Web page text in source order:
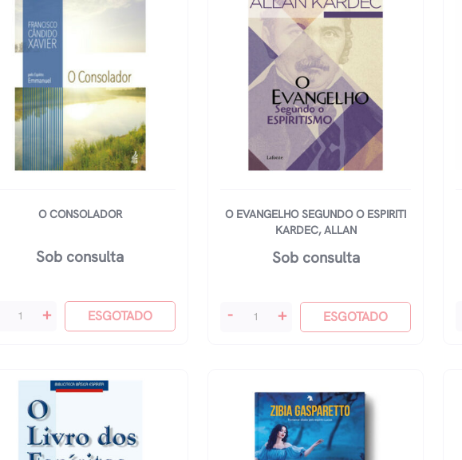
O CONSOLADOR
Sob consulta
+ ESGOTADO
O EVANGELHO SEGUNDO O ESPIRITI
KARDEC, ALLAN
Sob consulta
O
Espiriti
Kardec,
quantidade
- + ESGOTADO